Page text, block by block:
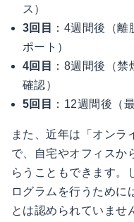
ス）
3回目
：4週間後（
ポート）
4回目
：8週間後（
確認）
5回目
：12週間後（
また、近年は「オンラ
で、自宅やオフィスか
らうこともできます。
ログラムを行うために
とは認められていませ